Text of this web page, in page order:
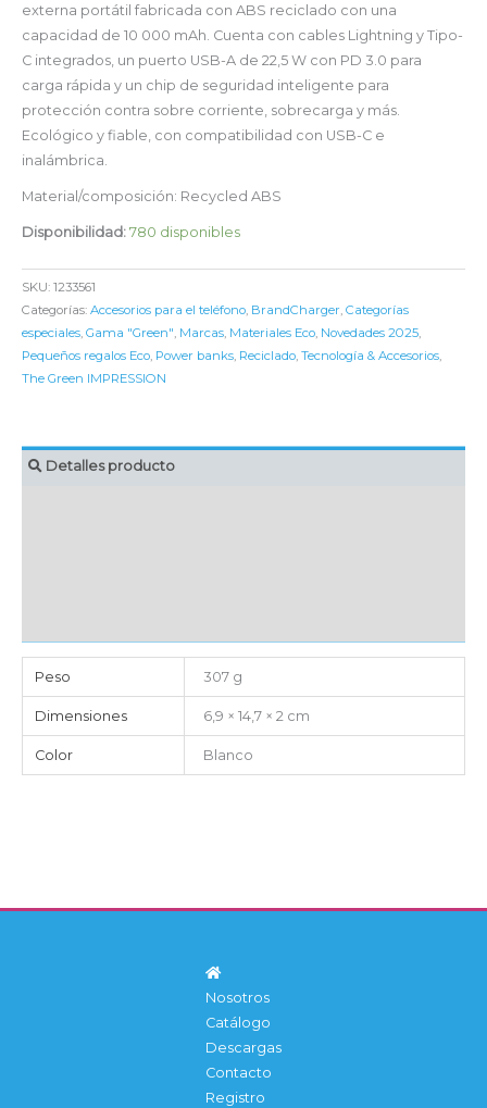
externa portátil fabricada con ABS reciclado con una
capacidad de 10 000 mAh. Cuenta con cables Lightning y Tipo-
C integrados, un puerto USB-A de 22,5 W con PD 3.0 para
carga rápida y un chip de seguridad inteligente para
protección contra sobre corriente, sobrecarga y más.
Ecológico y fiable, con compatibilidad con USB-C e
inalámbrica.
Material/composición: Recycled ABS
Disponibilidad: 780 disponibles
SKU: 1233561
Categorías: Accesorios para el teléfono, BrandCharger, Categorías
especiales, Gama "Green", Marcas, Materiales Eco, Novedades 2025,
Pequeños regalos Eco, Power banks, Reciclado, Tecnología & Accesorios,
The Green IMPRESSION
Detalles producto
Peso 307 g
Dimensiones 6,9 × 14,7 × 2 cm
Color Blanco
Nosotros
Catálogo
Descargas
Contacto
Registro